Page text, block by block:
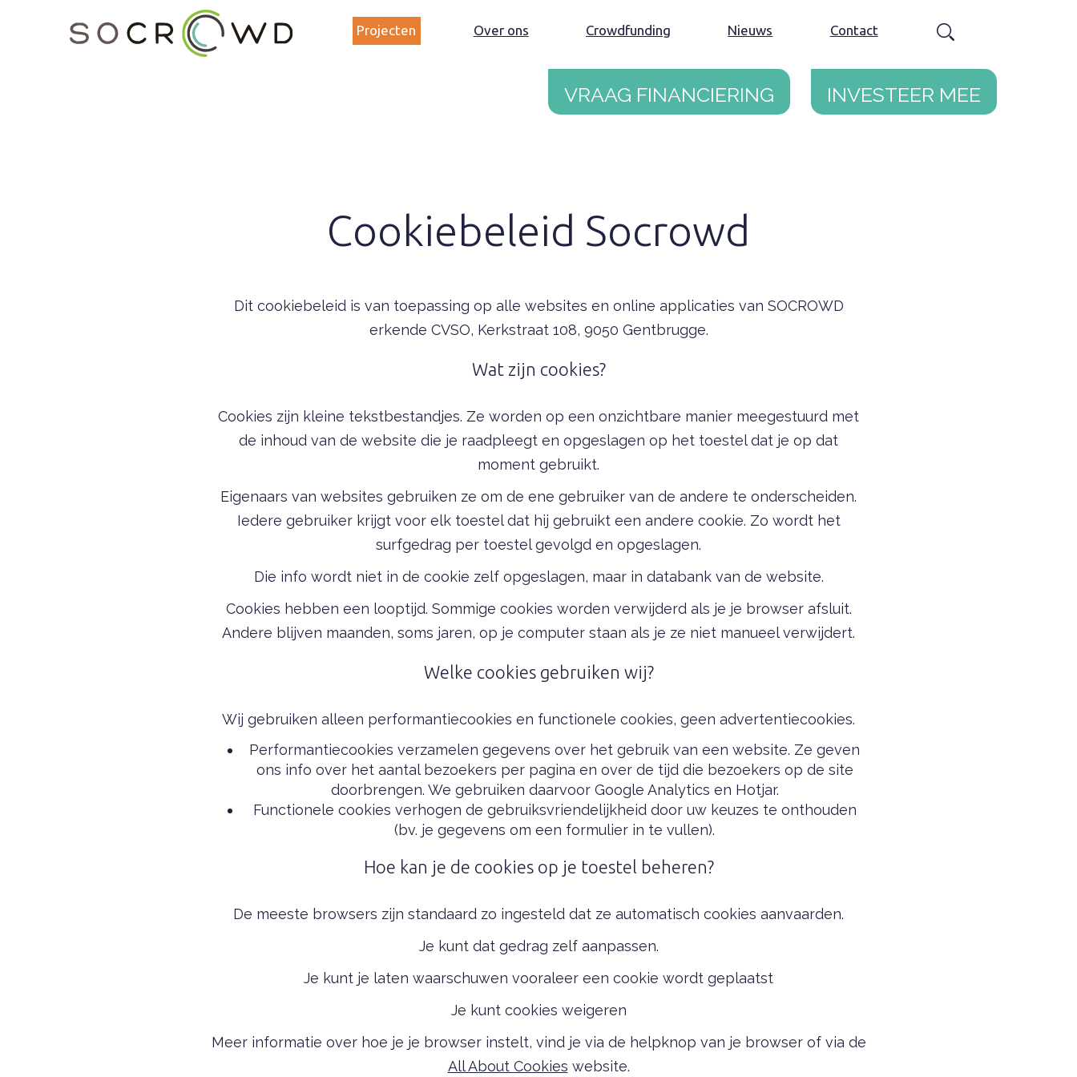
Projecten Over ons Crowdfunding Nieuws Contact
Vraag financiering Investeer mee
Cookiebeleid Socrowd
Dit cookiebeleid is van toepassing op alle websites en online applicaties van SOCROWD
erkende CVSO, Kerkstraat 108, 9050 Gentbrugge.
Wat zijn cookies?
Cookies zijn kleine tekstbestandjes. Ze worden op een onzichtbare manier meegestuurd met
de inhoud van de website die je raadpleegt en opgeslagen op het toestel dat je op dat
moment gebruikt.
Eigenaars van websites gebruiken ze om de ene gebruiker van de andere te onderscheiden.
Iedere gebruiker krijgt voor elk toestel dat hij gebruikt een andere cookie. Zo wordt het
surfgedrag per toestel gevolgd en opgeslagen.
Die info wordt niet in de cookie zelf opgeslagen, maar in databank van de website.
Cookies hebben een looptijd. Sommige cookies worden verwijderd als je je browser afsluit.
Andere blijven maanden, soms jaren, op je computer staan als je ze niet manueel verwijdert.
Welke cookies gebruiken wij?
Wij gebruiken alleen performantiecookies en functionele cookies, geen advertentiecookies.
Performantiecookies verzamelen gegevens over het gebruik van een website. Ze geven
ons info over het aantal bezoekers per pagina en over de tijd die bezoekers op de site
doorbrengen. We gebruiken daarvoor Google Analytics en Hotjar.
Functionele cookies verhogen de gebruiksvriendelijkheid door uw keuzes te onthouden
(bv. je gegevens om een formulier in te vullen).
Hoe kan je de cookies op je toestel beheren?
De meeste browsers zijn standaard zo ingesteld dat ze automatisch cookies aanvaarden.
Je kunt dat gedrag zelf aanpassen.
Je kunt je laten waarschuwen vooraleer een cookie wordt geplaatst
Je kunt cookies weigeren
Meer informatie over hoe je je browser instelt, vind je via de helpknop van je browser of via de
All About Cookies website.